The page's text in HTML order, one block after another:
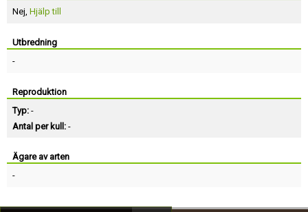
Nej, Hjälp till
Utbredning
-
Reproduktion
Typ: -
Antal per kull: -
Ägare av arten
-